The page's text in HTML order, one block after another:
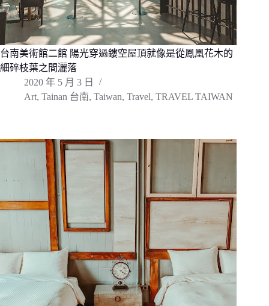
台南美術館二館 陽光穿過鏤空屋頂就像是從鳳凰花木的
細碎枝葉之間灑落
2020 年 5 月 3 日
Art, Tainan 台南, Taiwan, Travel, TRAVEL TAIWAN